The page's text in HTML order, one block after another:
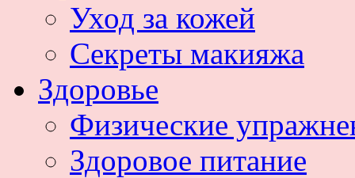
Уход за кожей
Секреты макияжа
Здоровье
Физические
Здоровое питание